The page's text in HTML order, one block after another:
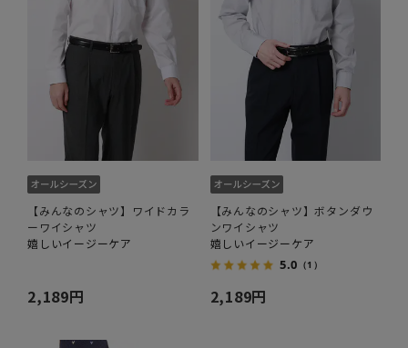
【みんなのシャツ】ワイドカラ
ーワイシャツ
嬉しいイージーケア
2,189円
【みんなのシャツ】ボタンダウ
ンワイシャツ
嬉しいイージーケア
5.0 （1）
2,189円